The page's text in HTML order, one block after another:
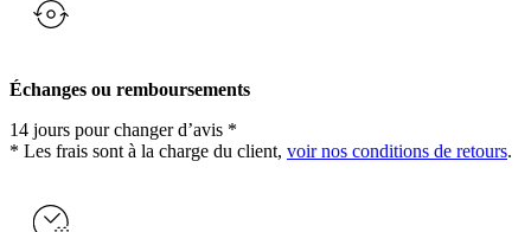
Échanges ou remboursements
14 jours pour changer d’avis *
* Les frais sont à la charge du client, voir nos conditions de retours.